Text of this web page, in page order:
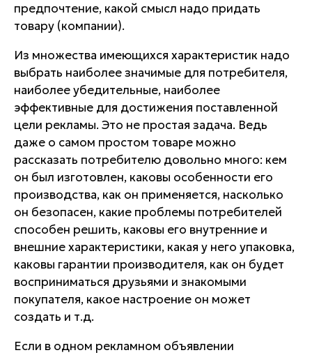
предпочтение, какой смысл надо придать
товару (компании).
Из множества имеющихся характеристик надо
выбрать наиболее значимые для потребителя,
наиболее убедительные, наиболее
эффективные для достижения поставленной
цели рекламы. Это не простая задача. Ведь
даже о самом простом товаре можно
рассказать потребителю довольно много: кем
он был изготовлен, каковы особенности его
производства, как он применяется, насколько
он безопасен, какие проблемы потребителей
способен решить, каковы его внутренние и
внешние характеристики, какая у него упаковка,
каковы гарантии производителя, как он будет
восприниматься друзьями и знакомыми
покупателя, какое настроение он может
создать и т.д.
Если в одном рекламном объявлении